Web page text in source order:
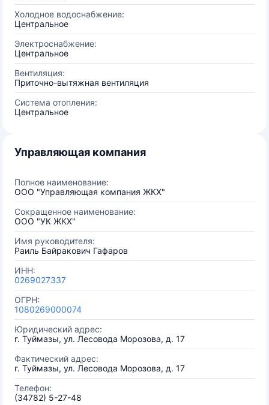
Холодное водоснабжение:
Центральное
Электроснабжение:
Центральное
Вентиляция:
Приточно-вытяжная вентиляция
Система отопления:
Центральное
Управляющая компания
Полное наименование:
ООО "Управляющая компания ЖКХ"
Сокращенное наименование:
ООО "УК ЖКХ"
Имя руководителя:
Раиль Байракович Гафаров
ИНН:
0269027337
ОГРН:
1080269000074
Юридический адрес:
г. Туймазы, ул. Лесовода Морозова, д. 17
Фактический адрес:
г. Туймазы, ул. Лесовода Морозова, д. 17
Телефон:
(34782) 5-27-48